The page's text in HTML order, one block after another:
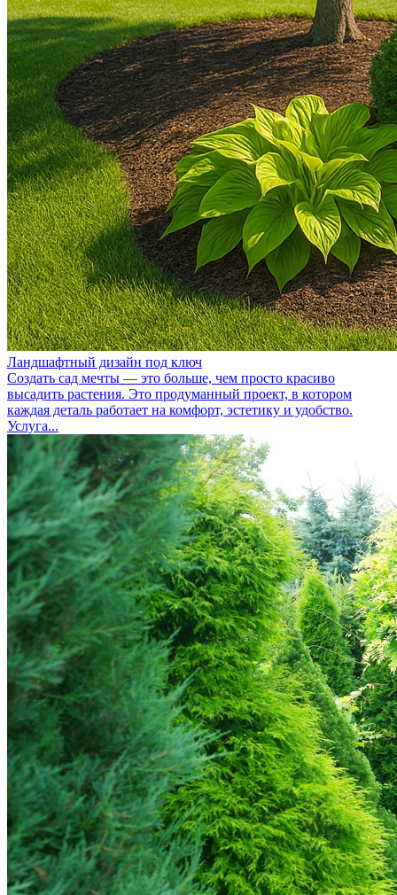
Ландшафтный дизайн под ключ
Создать сад мечты — это больше, чем просто красиво
высадить растения. Это продуманный проект, в котором
каждая деталь работает на комфорт, эстетику и удобство.
Услуга...